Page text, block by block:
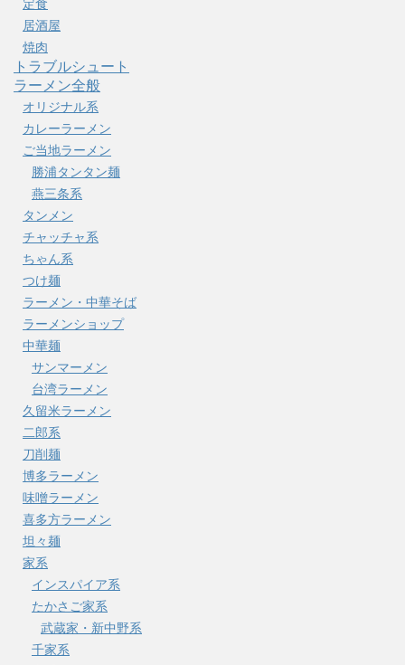
定食
居酒屋
焼肉
トラブルシュート
ラーメン全般
オリジナル系
カレーラーメン
ご当地ラーメン
勝浦タンタン麺
燕三条系
タンメン
チャッチャ系
ちゃん系
つけ麺
ラーメン・中華そば
ラーメンショップ
中華麺
サンマーメン
台湾ラーメン
久留米ラーメン
二郎系
刀削麺
博多ラーメン
味噌ラーメン
喜多方ラーメン
坦々麺
家系
インスパイア系
たかさご家系
武蔵家・新中野系
千家系